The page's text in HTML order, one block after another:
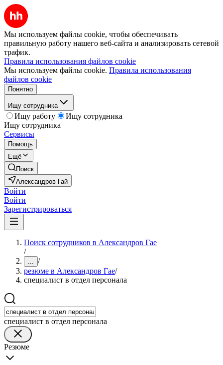
Мы используем файлы cookie, чтобы обеспечивать
правильную работу нашего веб-сайта и анализировать сетевой
трафик.
Правила использования файлов cookie
Мы используем файлы cookie. Правила использования
файлов cookie
Понятно
Ищу сотрудника
Ищу работу
Ищу сотрудника
Ищу сотрудника
Сервисы
Помощь
Ещё
Поиск
Александров Гай
Войти
Войти
Зарегистрироваться
Поиск сотрудников в Александров Гае
/
... /
резюме в Александров Гае/
специалист в отдел персонала
специалист в отдел персонала
Резюме